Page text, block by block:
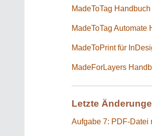
MadeToTag Handbuch
MadeToTag Automate
MadeToPrint für
MadeForLayers
Letzte
Aufgabe 7: PDF-Datei